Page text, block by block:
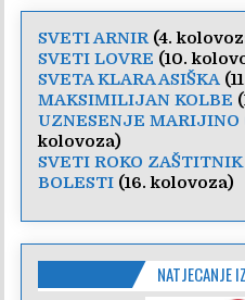
SVETI ARNIR (4.
SVETI LOVRE (10.
SVETA KLARA ASIŠKA
MAKSIMILIJAN KOLBE
UZNESENJE MARIJINO
kolovoza)
SVETI ROKO
BOLESTI (16. kolovoza)
NATJECANJE